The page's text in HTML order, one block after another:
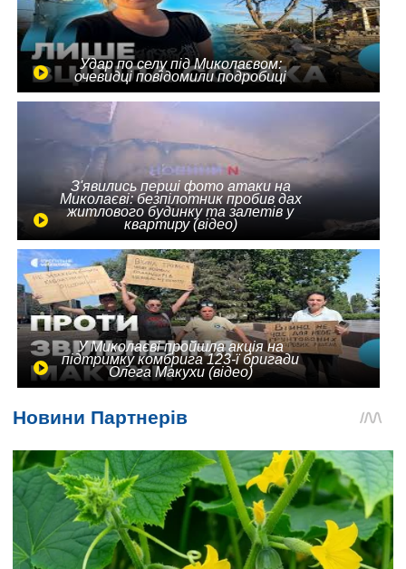
Удар по селу під Миколаєвом:
очевидці повідомили подробиці
З'явились перші фото атаки на
Миколаєві: безпілотник пробив дах
житлового будинку та залетів у
квартиру (відео)
У Миколаєві пройшла акція на
підтримку комбрига 123-ї бригади
Олега Макухи (відео)